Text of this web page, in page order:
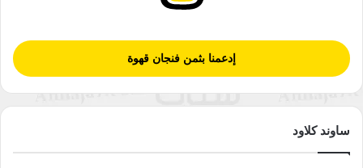
إدعمنا بثمن فنجان قهوة
ساوند كلاود